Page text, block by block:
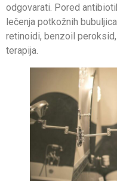
odgovarati. Pored
lečenja potkožnih
retinoidi, benzoil
terapija.